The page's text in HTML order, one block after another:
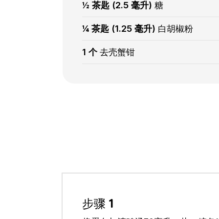
½ 茶匙 (2.5 毫升) 糖
¼ 茶匙 (1.25 毫升) 白胡椒粉
1 个 去壳蟹钳
步骤 1